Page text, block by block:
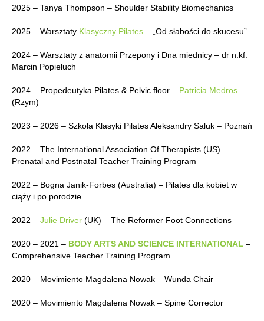
2025 – Tanya Thompson – Shoulder Stability Biomechanics
2025 – Warsztaty Klasyczny Pilates – „Od słabości do skucesu”
2024 – Warsztaty z anatomii Przepony i Dna miednicy – dr n.kf.
Marcin Popieluch
2024 – Propedeutyka Pilates & Pelvic floor – Patricia Medros
(Rzym)
2023 – 2026 – Szkoła Klasyki Pilates Aleksandry Saluk – Poznań
2022 – The International Association Of Therapists (US) –
Prenatal and Postnatal Teacher Training Program
2022 – Bogna Janik-Forbes (Australia) – Pilates dla kobiet w
ciąży i po porodzie
2022 – Julie Driver (UK) – The Reformer Foot Connections
2020 – 2021 – BODY ARTS AND SCIENCE INTERNATIONAL –
Comprehensive Teacher Training Program
2020 – Movimiento Magdalena Nowak – Wunda Chair
2020 – Movimiento Magdalena Nowak – Spine Corrector